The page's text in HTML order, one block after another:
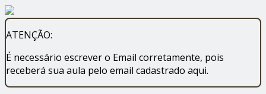
ATENÇÃO:
É necessário escrever o Email corretamente, pois
receberá sua aula pelo email cadastrado aqui.